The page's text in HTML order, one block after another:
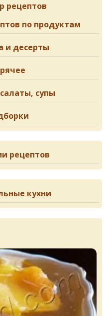
рецептов
по продуктам
и десерты
супы
рецептов
кухни